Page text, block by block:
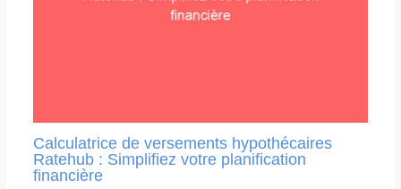
Calculatrice de versements hypothécaires
Ratehub : Simplifiez votre planification
financière